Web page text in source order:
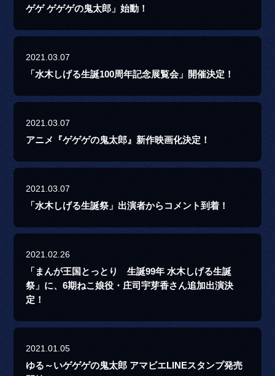
ゲゲ ゲゲゲの鬼太郎」始動！
2021.03.07
「水木しげる生誕100周年記念展覧会」開催決定！
2021.03.07
アニメ『ゲゲゲの鬼太郎』新作映画化決定！
2021.03.07
「水木しげる生誕祭」出演者からコメント到着！
2021.02.26
「まんが王国とっとり 生誕99年 水木しげる生誕
祭」に、6期ねこ娘役・庄司宇芽香さん追加出演決
定！
2021.01.05
ゆる～いゲゲゲの鬼太郎 アマビエLINEスタンプ発売